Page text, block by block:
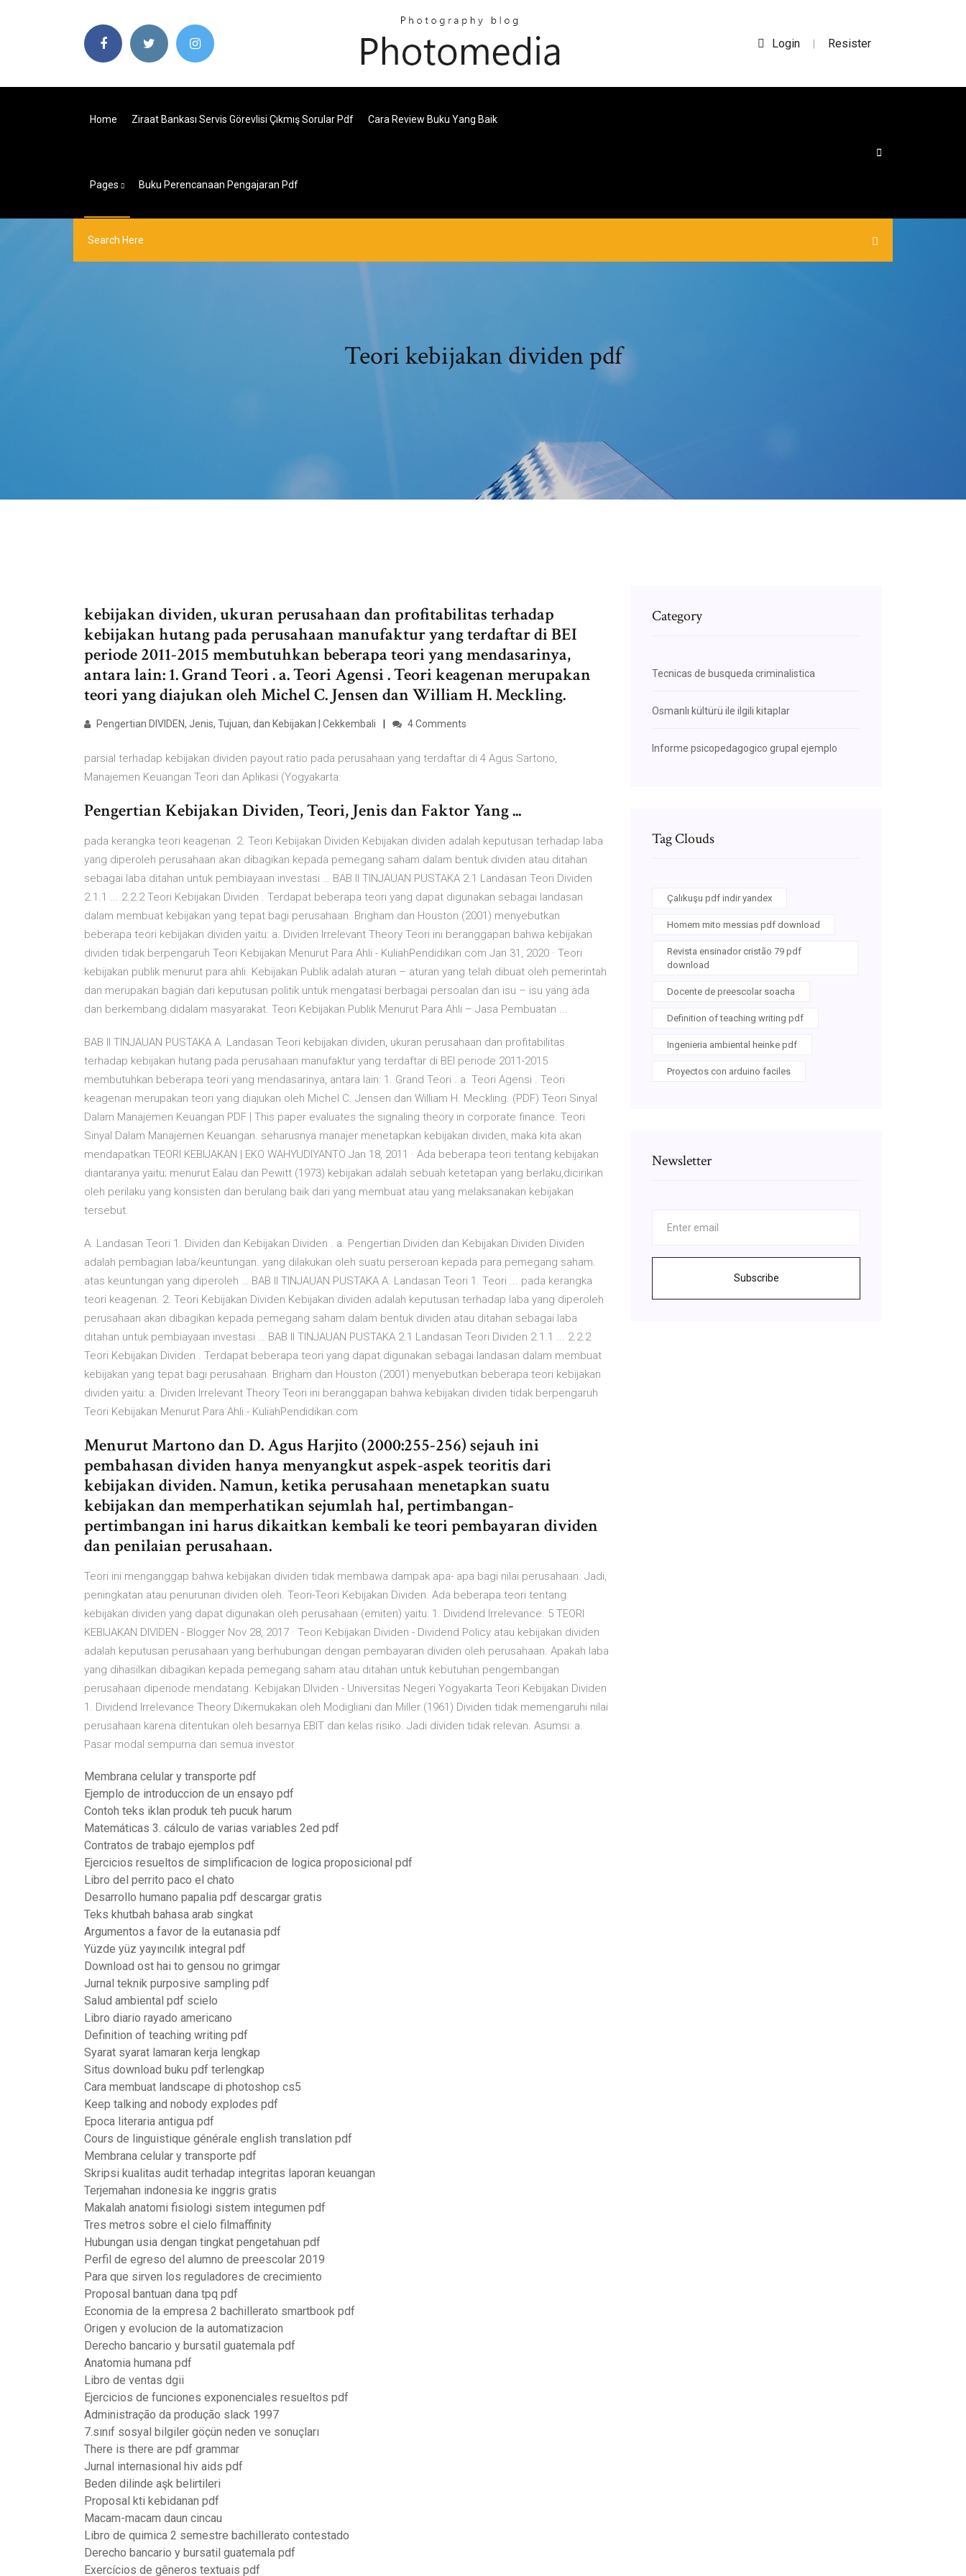
Login | Resister
Home Ziraat Bankası Servis Görevlisi Çıkmış Sorular Pdf Cara Review Buku Yang Baik
Pages Buku Perencanaan Pengajaran Pdf
Teori kebijakan dividen pdf
kebijakan dividen, ukuran perusahaan dan profitabilitas terhadap
kebijakan hutang pada perusahaan manufaktur yang terdaftar di BEI
periode 2011-2015 membutuhkan beberapa teori yang mendasarinya,
antara lain: 1. Grand Teori . a. Teori Agensi . Teori keagenan merupakan
teori yang diajukan oleh Michel C. Jensen dan William H. Meckling.
Pengertian DIVIDEN, Jenis, Tujuan, dan Kebijakan | Cekkembali 4 Comments
parsial terhadap kebijakan dividen payout ratio pada perusahaan yang terdaftar di 4 Agus Sartono,
Manajemen Keuangan Teori dan Aplikasi (Yogyakarta:
Pengertian Kebijakan Dividen, Teori, Jenis dan Faktor Yang ...
pada kerangka teori keagenan. 2. Teori Kebijakan Dividen Kebijakan dividen adalah keputusan terhadap laba
yang diperoleh perusahaan akan dibagikan kepada pemegang saham dalam bentuk dividen atau ditahan
sebagai laba ditahan untuk pembiayaan investasi … BAB II TINJAUAN PUSTAKA 2.1 Landasan Teori Dividen
2.1.1 ... 2.2.2 Teori Kebijakan Dividen . Terdapat beberapa teori yang dapat digunakan sebagai landasan
dalam membuat kebijakan yang tepat bagi perusahaan. Brigham dan Houston (2001) menyebutkan
beberapa teori kebijakan dividen yaitu: a. Dividen Irrelevant Theory Teori ini beranggapan bahwa kebijakan
dividen tidak berpengaruh Teori Kebijakan Menurut Para Ahli - KuliahPendidikan.com Jan 31, 2020 · Teori
kebijakan publik menurut para ahli. Kebijakan Publik adalah aturan – aturan yang telah dibuat oleh pemerintah
dan merupakan bagian dari keputusan politik untuk mengatasi berbagai persoalan dan isu – isu yang ada
dan berkembang didalam masyarakat. Teori Kebijakan Publik Menurut Para Ahli – Jasa Pembuatan ...
BAB II TINJAUAN PUSTAKA A. Landasan Teori kebijakan dividen, ukuran perusahaan dan profitabilitas
terhadap kebijakan hutang pada perusahaan manufaktur yang terdaftar di BEI periode 2011-2015
membutuhkan beberapa teori yang mendasarinya, antara lain: 1. Grand Teori . a. Teori Agensi . Teori
keagenan merupakan teori yang diajukan oleh Michel C. Jensen dan William H. Meckling. (PDF) Teori Sinyal
Dalam Manajemen Keuangan PDF | This paper evaluates the signaling theory in corporate finance. Teori
Sinyal Dalam Manajemen Keuangan. seharusnya manajer menetapkan kebijakan dividen, maka kita akan
mendapatkan TEORI KEBIJAKAN | EKO WAHYUDIYANTO Jan 18, 2011 · Ada beberapa teori tentang kebijakan
diantaranya yaitu; menurut Ealau dan Pewitt (1973) kebijakan adalah sebuah ketetapan yang berlaku,dicirikan
oleh perilaku yang konsisten dan berulang baik dari yang membuat atau yang melaksanakan kebijakan
tersebut.
A. Landasan Teori 1. Dividen dan Kebijakan Dividen . a. Pengertian Dividen dan Kebijakan Dividen Dividen
adalah pembagian laba/keuntungan. yang dilakukan oleh suatu perseroan kepada para pemegang saham.
atas keuntungan yang diperoleh … BAB II TINJAUAN PUSTAKA A. Landasan Teori 1. Teori ... pada kerangka
teori keagenan. 2. Teori Kebijakan Dividen Kebijakan dividen adalah keputusan terhadap laba yang diperoleh
perusahaan akan dibagikan kepada pemegang saham dalam bentuk dividen atau ditahan sebagai laba
ditahan untuk pembiayaan investasi … BAB II TINJAUAN PUSTAKA 2.1 Landasan Teori Dividen 2.1.1 ... 2.2.2
Teori Kebijakan Dividen . Terdapat beberapa teori yang dapat digunakan sebagai landasan dalam membuat
kebijakan yang tepat bagi perusahaan. Brigham dan Houston (2001) menyebutkan beberapa teori kebijakan
dividen yaitu: a. Dividen Irrelevant Theory Teori ini beranggapan bahwa kebijakan dividen tidak berpengaruh
Teori Kebijakan Menurut Para Ahli - KuliahPendidikan.com
Menurut Martono dan D. Agus Harjito (2000:255-256) sejauh ini
pembahasan dividen hanya menyangkut aspek-aspek teoritis dari
kebijakan dividen. Namun, ketika perusahaan menetapkan suatu
kebijakan dan memperhatikan sejumlah hal, pertimbangan-
pertimbangan ini harus dikaitkan kembali ke teori pembayaran dividen
dan penilaian perusahaan.
Teori ini menganggap bahwa kebijakan dividen tidak membawa dampak apa- apa bagi nilai perusahaan. Jadi,
peningkatan atau penurunan dividen oleh. Teori-Teori Kebijakan Dividen. Ada beberapa teori tentang
kebijakan dividen yang dapat digunakan oleh perusahaan (emiten) yaitu: 1. Dividend Irrelevance. 5 TEORI
KEBIJAKAN DIVIDEN - Blogger Nov 28, 2017 · Teori Kebijakan Dividen - Dividend Policy atau kebijakan dividen
adalah keputusan perusahaan yang berhubungan dengan pembayaran dividen oleh perusahaan. Apakah laba
yang dihasilkan dibagikan kepada pemegang saham atau ditahan untuk kebutuhan pengembangan
perusahaan diperiode mendatang. Kebijakan DIviden - Universitas Negeri Yogyakarta Teori Kebijakan Dividen
1. Dividend Irrelevance Theory Dikemukakan oleh Modigliani dan Miller (1961) Dividen tidak memengaruhi nilai
perusahaan karena ditentukan oleh besarnya EBIT dan kelas risiko. Jadi dividen tidak relevan. Asumsi: a.
Pasar modal sempurna dan semua investor
Membrana celular y transporte pdf
Ejemplo de introduccion de un ensayo pdf
Contoh teks iklan produk teh pucuk harum
Matemáticas 3. cálculo de varias variables 2ed pdf
Contratos de trabajo ejemplos pdf
Ejercicios resueltos de simplificacion de logica proposicional pdf
Libro del perrito paco el chato
Desarrollo humano papalia pdf descargar gratis
Teks khutbah bahasa arab singkat
Argumentos a favor de la eutanasia pdf
Yüzde yüz yayıncılık integral pdf
Download ost hai to gensou no grimgar
Jurnal teknik purposive sampling pdf
Salud ambiental pdf scielo
Libro diario rayado americano
Definition of teaching writing pdf
Syarat syarat lamaran kerja lengkap
Situs download buku pdf terlengkap
Cara membuat landscape di photoshop cs5
Keep talking and nobody explodes pdf
Epoca literaria antigua pdf
Cours de linguistique générale english translation pdf
Membrana celular y transporte pdf
Skripsi kualitas audit terhadap integritas laporan keuangan
Terjemahan indonesia ke inggris gratis
Makalah anatomi fisiologi sistem integumen pdf
Tres metros sobre el cielo filmaffinity
Hubungan usia dengan tingkat pengetahuan pdf
Perfil de egreso del alumno de preescolar 2019
Para que sirven los reguladores de crecimiento
Proposal bantuan dana tpq pdf
Economia de la empresa 2 bachillerato smartbook pdf
Origen y evolucion de la automatizacion
Derecho bancario y bursatil guatemala pdf
Anatomia humana pdf
Libro de ventas dgii
Ejercicios de funciones exponenciales resueltos pdf
Administração da produção slack 1997
7.sınıf sosyal bilgiler göçün neden ve sonuçları
There is there are pdf grammar
Jurnal internasional hiv aids pdf
Beden dilinde aşk belirtileri
Proposal kti kebidanan pdf
Macam-macam daun cincau
Libro de quimica 2 semestre bachillerato contestado
Derecho bancario y bursatil guatemala pdf
Exercícios de gêneros textuais pdf
Category
Tecnicas de busqueda criminalistica
Osmanlı kültürü ile ilgili kitaplar
Informe psicopedagogico grupal ejemplo
Tag Clouds
Çalıkuşu pdf indir yandex
Homem mito messias pdf download
Revista ensinador cristão 79 pdf
download
Docente de preescolar soacha
Definition of teaching writing pdf
Ingenieria ambiental heinke pdf
Proyectos con arduino faciles
Newsletter
Subscribe